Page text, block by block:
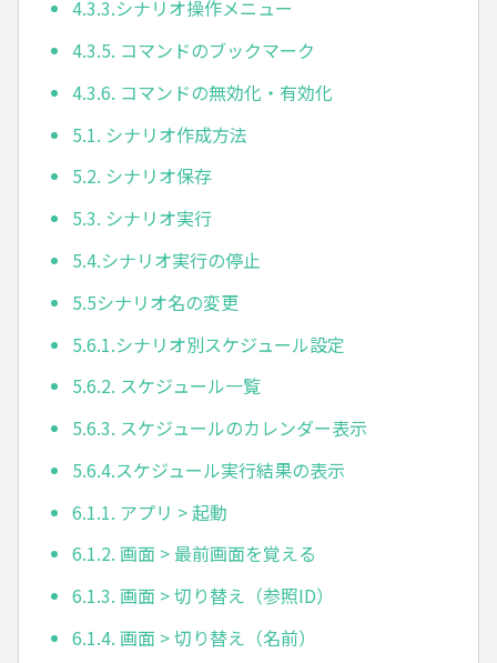
4.3.3.シナリオ操作メニュー
4.3.5. コマンドのブックマーク
4.3.6. コマンドの無効化・有効化
5.1. シナリオ作成方法
5.2. シナリオ保存
5.3. シナリオ実行
5.4.シナリオ実行の停止
5.5シナリオ名の変更
5.6.1.シナリオ別スケジュール設定
5.6.2. スケジュール一覧
5.6.3. スケジュールのカレンダー表示
5.6.4.スケジュール実行結果の表示
6.1.1. アプリ > 起動
6.1.2. 画面 > 最前画面を覚える
6.1.3. 画面 > 切り替え（参照ID）
6.1.4. 画面 > 切り替え（名前）